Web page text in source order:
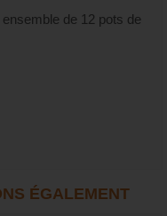
de 12 pots de
ÉGALEMENT